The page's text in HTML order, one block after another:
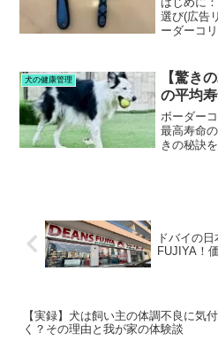
選び(広告
ーダーコ
期状態。
説してい
犬の健康管理
【驚き
の平均
ボーダー
最高寿命
きの秘訣
ドバイの
FUJIYA！
【実録】犬は飼い主の体調不良に気付
く？その理由と我が家の体験談